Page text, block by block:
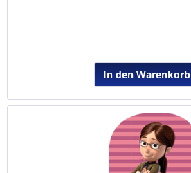
In den Warenkorb